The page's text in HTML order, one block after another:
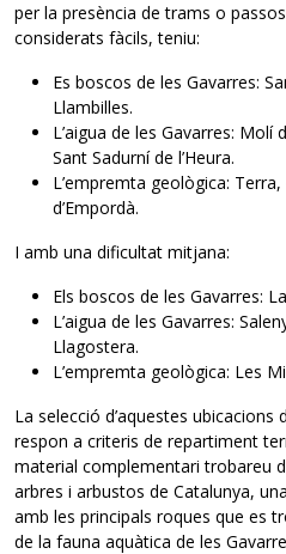
per la presència de trams o
considerats fàcils, teniu:
Es boscos de les Gavarres:
Llambilles.
L’aigua de les Gavarres: Molí
Sant Sadurní de l’Heura.
L’empremta geològica:
d’Empordà.
I amb una dificultat mitjana:
Els boscos de les Gavarres:
L’aigua de les Gavarres:
Llagostera.
L’empremta geològica: Les
La selecció d’aquestes ubicacions
respon a criteris de repartiment
material complementari trobareu
arbres i arbustos de Catalunya,
amb les principals roques que es
de la fauna aquàtica de les